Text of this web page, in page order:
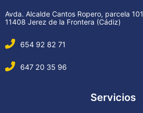
Avda. Alcalde Cantos Ropero, parcela 101
11408 Jerez de la Frontera (Cádiz)
654 92 82 71
647 20 35 96
Servicios